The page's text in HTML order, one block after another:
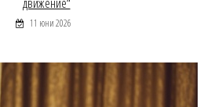
11 юни 2026